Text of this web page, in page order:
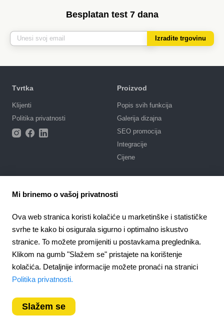
Besplatan test 7 dana
Izradite trgovinu
Tvrtka
Klijenti
Politika privatnosti
Proizvod
Popis svih funkcija
Galerija dizajna
SEO promocija
Integracije
Cijene
Portal za podršku s uputama
Partnerstvo
Partnerski program
4.6 924 recenzije
Croatia
Mi brinemo o vašoj privatnosti
Ova web stranica koristi kolačiće u marketinške i statističke
svrhe te kako bi osigurala sigurno i optimalno iskustvo
stranice. To možete promijeniti u postavkama preglednika.
Klikom na gumb "Slažem se" pristajete na korištenje
kolačića. Detaljnije informacije možete pronaći na stranici
Politika privatnosti.
Slažem se